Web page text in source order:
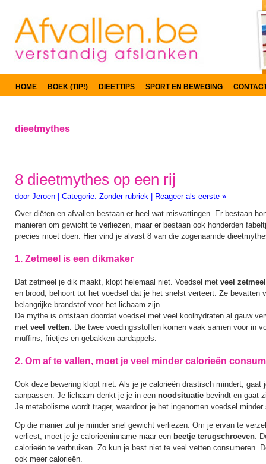
HOME BOEK (TIP!) DIEETTIPS SPORT EN BEWEGING
dieetmythes
8 dieetmythes op een rij
door Jeroen Categorie: Zonder rubriek
Reageer als eerste »
Over diëten en afvallen bestaan er heel wat misvattingen. Er bestaan
manieren om gewicht te verliezen, maar er bestaan ook honderden
precies moet doen. Hier vind je alvast 8 van die zogenaamde
1. Zetmeel is een dikmaker
Dat zetmeel je dik maakt, klopt helemaal niet. Voedsel met veel zetmeel
en brood, behoort tot het voedsel dat je het snelst verteert. Ze bevatten
belangrijke brandstof voor het lichaam zijn.
De mythe is ontstaan doordat voedsel met veel koolhydraten al gauw
met veel vetten. Die twee voedingsstoffen komen vaak samen voor in
muffins, frietjes en gebakken aardappels.
2. Om af te vallen, moet je veel minder calorieën
Ook deze bewering klopt niet. Als je je calorieën drastisch mindert, gaat
aanpassen. Je lichaam denkt je je in een noodsituatie bevindt en gaat
Je metabolisme wordt trager, waardoor je het ingenomen voedsel
Op die manier zul je minder snel gewicht verliezen. Om je ervan te
verliest, moet je je calorieëninname maar een beetje terugschroeven.
calorieën te verbruiken. Zo kun je best niet te veel vetten consumeren.
ook meer calorieën.